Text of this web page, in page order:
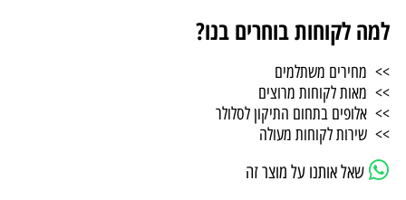
למה לקוחות בוחרים בנו?
>> מחירים משתלמים
>> מאות לקוחות מרוצים
>> אלופים בתחום התיקון לסלולר
>> שירות לקוחות מעולה
שאל אותנו על מוצר זה